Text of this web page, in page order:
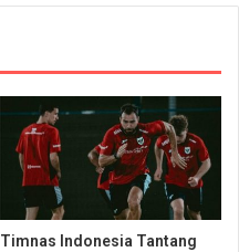
Timnas Indonesia Tantang